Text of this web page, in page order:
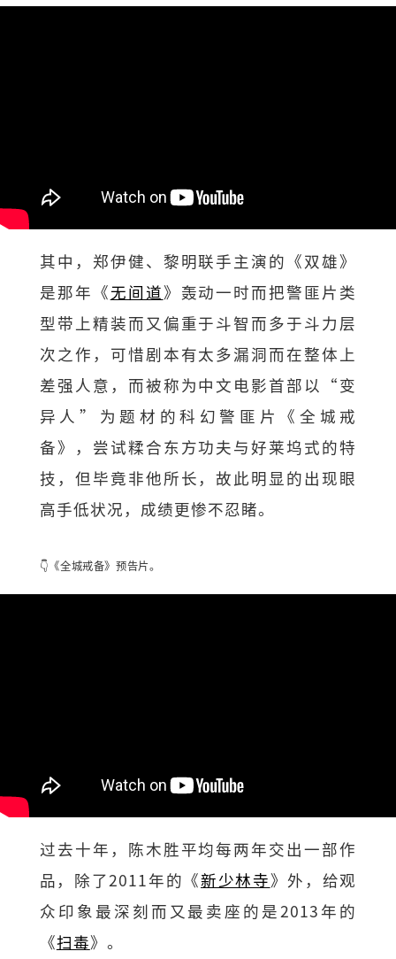
其中，郑伊健、黎明联手主演的《双雄》
是那年《无间道》轰动一时而把警匪片类
型带上精装而又偏重于斗智而多于斗力层
次之作，可惜剧本有太多漏洞而在整体上
差强人意，而被称为中文电影首部以“变
异人”为题材的科幻警匪片《全城戒
备》，尝试糅合东方功夫与好莱坞式的特
技，但毕竟非他所长，故此明显的出现眼
高手低状况，成绩更惨不忍睹。
👇《全城戒备》预告片。
过去十年，陈木胜平均每两年交出一部作
品，除了2011年的《新少林寺》外，给观
众印象最深刻而又最卖座的是2013年的
《扫毒》。